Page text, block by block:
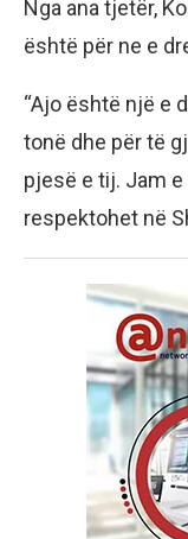
Nga ana tjetër,
është për ne e
“Ajo është një e
tonë dhe për të
pjesë e tij. Jam
respektohet në